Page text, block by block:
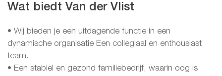
Wat biedt Van der Vlist
• Wij bieden je een uitdagende functie in een
dynamische organisatie Een collegiaal en enthousiast
team.
• Een stabiel en gezond familiebedrijf, waarin oog is